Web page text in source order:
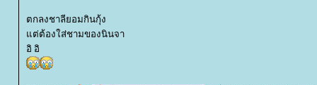
ตกลงชาลียอมกินกุ้ง
ต่ต้องใส่ชามของนินจา
อิ อิ